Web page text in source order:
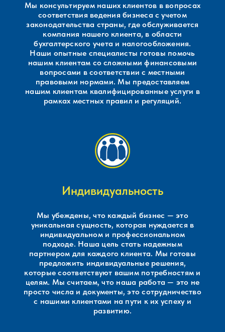
Мы консультируем наших клиентов в вопросах
соответствия ведения бизнеса с учетом
законодательства страны, где обслуживается
компания нашего клиента, в области
бухгалтерского учета и налогообложения.
Наши опытные специалисты готовы помочь
нашим клиентам со сложными финансовыми
вопросами в соответствии с местными
правовыми нормами. Мы предоставляем
нашим клиентам квалифицированные услуги в
рамках местных правил и регуляций.
Индивидуальность
Мы убеждены, что каждый бизнес — это
уникальная сущность, которая нуждается в
индивидуальном и профессиональном
подходе. Наша цель стать надежным
партнером для каждого клиента. Мы готовы
предложить индивидуальные решения,
которые соответствуют вашим потребностям и
целям. Мы считаем, что наша работа — это не
просто числа и документы, это сотрудничество
с нашими клиентами на пути к их успеху и
развитию.